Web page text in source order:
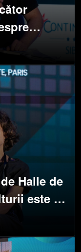
Halle de
este să